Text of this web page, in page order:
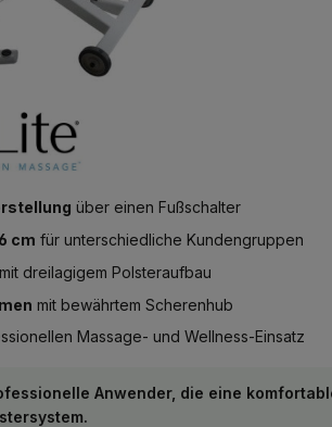
über einen Fußschalter
cm für unterschiedliche Kundengruppen
mit dreilagigem Polsteraufbau
mit bewährtem Scherenhub
Massage- und Wellness-Einsatz
Anwender, die eine